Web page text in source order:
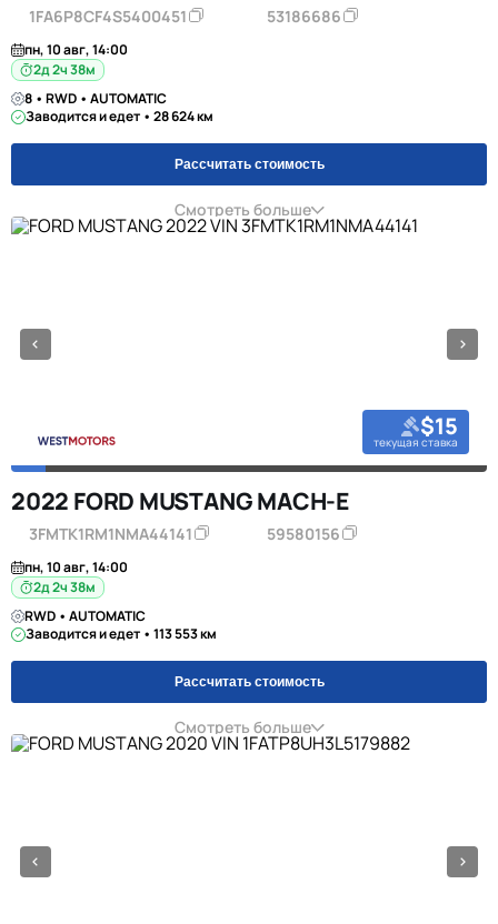
1FA6P8CF4S5400451 53186686
пн, 10 авг, 14:00
2д 2ч 38м
8 • RWD • AUTOMATIC
Заводится и едет • 28 624 км
Рассчитать стоимость
Смотреть больше
$15
текущая ставка
2022 FORD MUSTANG MACH-E
3FMTK1RM1NMA44141 59580156
пн, 10 авг, 14:00
2д 2ч 38м
RWD • AUTOMATIC
Заводится и едет • 113 553 км
Рассчитать стоимость
Смотреть больше